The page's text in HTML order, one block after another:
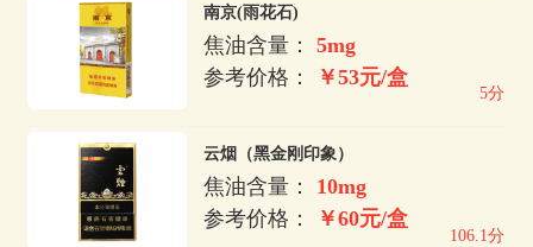
南京(雨花石)
焦油含量：5mg
参考价格：
￥53元/盒
5分
云烟（黑金刚印象）
焦油含量： 10mg
参考价格：
￥60元/盒
106.1分